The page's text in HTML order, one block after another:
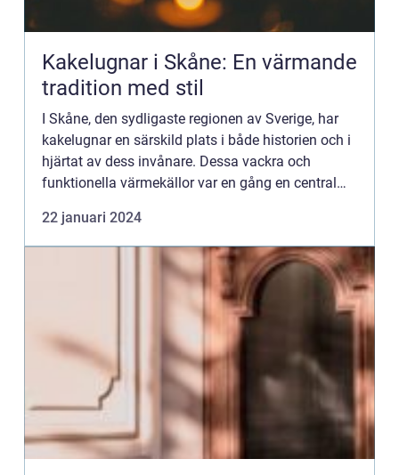
Kakelugnar i Skåne: En värmande
tradition med stil
I Skåne, den sydligaste regionen av Sverige, har
kakelugnar en särskild plats i både historien och i
hjärtat av dess invånare. Dessa vackra och
funktionella värmekällor var en gång en central
rika ku...
22 januari 2024